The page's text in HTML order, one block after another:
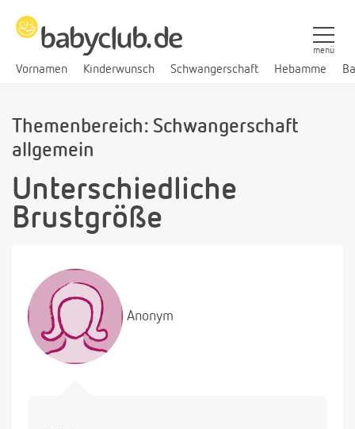
Vornamen Kinderwunsch Schwangerschaft Hebamme
menü
Themenbereich: Schwangerschaft
allgemein
Unterschiedliche
Brustgröße
Anonym